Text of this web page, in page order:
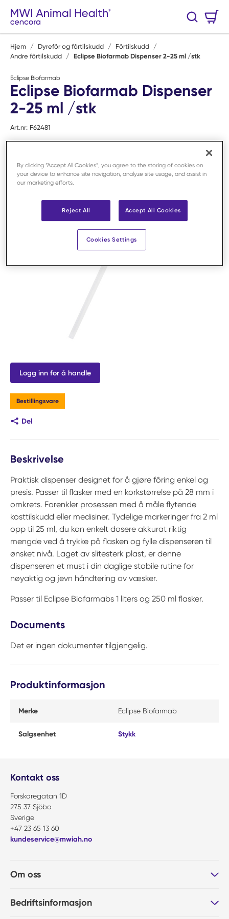
Hopp til hovedinnhold
Søk
Hjem / Dyrefôr og fôrtilskudd / Fôrtilskudd /
Andre fôrtilskudd / Eclipse Biofarmab Dispenser 2-25 ml /stk
Eclipse Biofarmab
Eclipse Biofarmab Dispenser
2-25 ml /stk
Art.nr: F62481
Logg inn for å handle
Bestillingsvare
Del
Beskrivelse
Praktisk dispenser designet for å gjøre fôring enkel og
presis. Passer til flasker med en korkstørrelse på 28 mm i
omkrets. Forenkler prosessen med å måle flytende
kosttilskudd eller medisiner. Tydelige markeringer fra 2 ml
opp til 25 ml, du kan enkelt dosere akkurat riktig
mengde ved å trykke på flasken og fylle dispenseren til
ønsket nivå. Laget av slitesterk plast, er denne
dispenseren et must i din daglige stabile rutine for
nøyaktig og jevn håndtering av væsker.
Passer til Eclipse Biofarmabs 1 liters og 250 ml flasker.
Documents
Det er ingen dokumenter tilgjengelig.
Produktinformasjon
Merke Eclipse Biofarmab
Salgsenhet Stykk
Kontakt oss
Forskaregatan 1D
275 37 Sjöbo
Sverige
+47 23 65 13 60
kundeservice@mwiah.no
Om oss
Bedriftsinformasjon
By clicking “Accept All Cookies”, you agree to the storing of cookies on
your device to enhance site navigation, analyze site usage, and assist in
our marketing efforts.
Reject All Accept All Cookies
Cookies Settings